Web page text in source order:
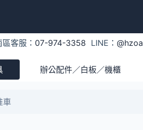
區客服： 07-974-3358 LINE：@hzoa
辦公配件／白板／機櫃
車